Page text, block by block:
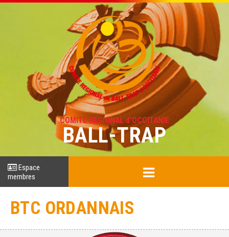
COMITÉ RÉGIONAL d'OCCITANIE
BALL-TRAP
Espace
membres
BTC ORDANNAIS